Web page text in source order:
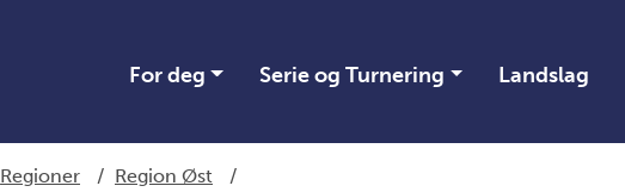
For deg Serie og Turnering Landslag
Regioner / Region Øst /